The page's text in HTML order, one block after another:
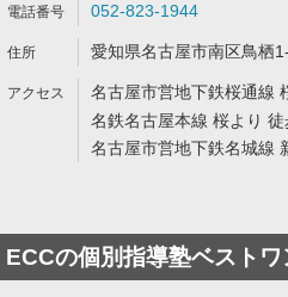
052-823-1944
愛知県名古屋市南区鳥栖
名古屋市営地下鉄桜通線
名鉄名古屋本線 桜より
名古屋市営地下鉄名城線
ECCの個別指導塾ベストワ